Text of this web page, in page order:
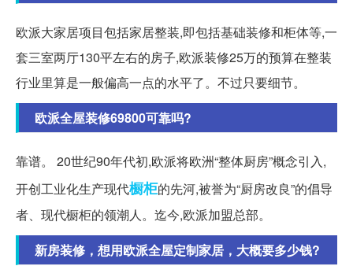
欧派大家居项目包括家居整装,即包括基础装修和柜体等,一
套三室两厅130平左右的房子,欧派装修25万的预算在整装
行业里算是一般偏高一点的水平了。不过只要细节。
欧派全屋装修69800可靠吗?
靠谱。 20世纪90年代初,欧派将欧洲“整体厨房”概念引入,
开创工业化生产现代橱柜的先河,被誉为“厨房改良”的倡导
者、现代橱柜的领潮人。迄今,欧派加盟总部。
新房装修，想用欧派全屋定制家居，大概要多少钱?